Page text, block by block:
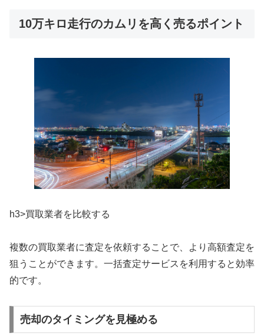
10万キロ走行のカムリを高く売るポイント
h3>買取業者を比較する
複数の買取業者に査定を依頼することで、より高額査定を
狙うことができます。一括査定サービスを利用すると効率
的です。
売却のタイミングを見極める